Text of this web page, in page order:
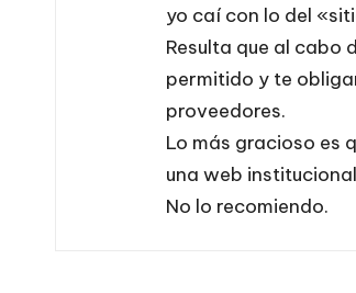
yo caí con lo del
Resulta que al cabo
permitido y te
proveedores.
Lo más gracioso es
una web
No lo recomiendo.